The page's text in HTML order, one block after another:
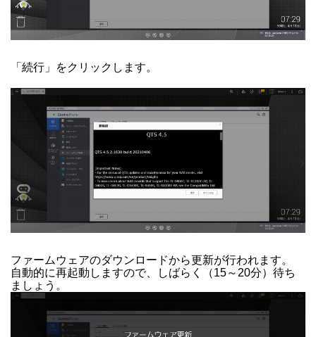
「続行」をクリックします。
ファームウェアのダウンロードから更新が行われます。
自動的に再起動しますので、しばらく（15～20分）待ち
ましょう。